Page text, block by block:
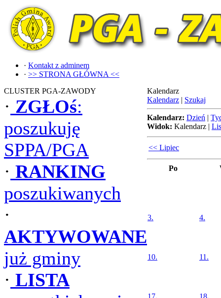
· Kontakt z adminem
· >> STRONA GŁÓWNA <<
CLUSTER PGA-ZAWODY
· ZGŁOś:
poszukuję
SPPA/PGA
· RANKING
poszukiwanych
·
AKTYWOWANE
już gminy
· LISTA
Kalendarz
Kalendarz | Szukaj
Kalendarz: Dzień |
Widok: Kalendarz |
<< Lipiec
Po
3. 4.
10. 11.
17. 18.